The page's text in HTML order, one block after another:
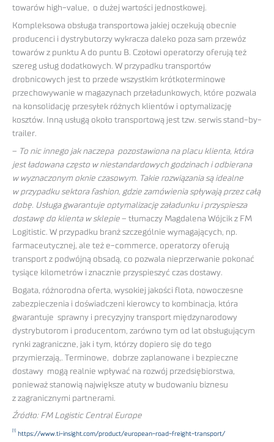
towarów high-value, o dużej wartości jednostkowej.
Kompleksowa obsługa transportowa jakiej oczekują obecnie
producenci i dystrybutorzy wykracza daleko poza sam przewóz
towarów z punktu A do puntu B. Czołowi operatorzy oferują też
szereg usług dodatkowych. W przypadku transportów
drobnicowych jest to przede wszystkim krótkoterminowe
przechowywanie w magazynach przeładunkowych, które pozwala
na konsolidację przesyłek różnych klientów i optymalizację
kosztów. Inną usługą około transportową jest tzw. serwis stand-by-
trailer.
– To nic innego jak naczepa pozostawiona na placu klienta, która
jest ładowana często w niestandardowych godzinach i odbierana
w wyznaczonym oknie czasowym. Takie rozwiązania są idealne
w przypadku sektora fashion, gdzie zamówienia spływają przez całą
dobę. Usługa gwarantuje optymalizację załadunku i przyspiesza
dostawę do klienta w sklepie – tłumaczy Magdalena Wójcik z FM
Logitistic. W przypadku branż szczególnie wymagających, np.
farmaceutycznej, ale też e-commerce, operatorzy oferują
transport z podwójną obsadą, co pozwala nieprzerwanie pokonać
tysiące kilometrów i znacznie przyspieszyć czas dostawy.
Bogata, różnorodna oferta, wysokiej jakości flota, nowoczesne
zabezpieczenia i doświadczeni kierowcy to kombinacja, która
gwarantuje sprawny i precyzyjny transport międzynarodowy
dystrybutorom i producentom, zarówno tym od lat obsługującym
rynki zagraniczne, jak i tym, którzy dopiero się do tego
przymierzają,. Terminowe, dobrze zaplanowane i bezpieczne
dostawy mogą realnie wpływać na rozwój przedsiębiorstwa,
ponieważ stanowią największe atuty w budowaniu biznesu
z zagranicznymi partnerami.
Źródło: FM Logistic Central Europe
[1] https://www.ti-insight.com/product/european-road-freight-transport/